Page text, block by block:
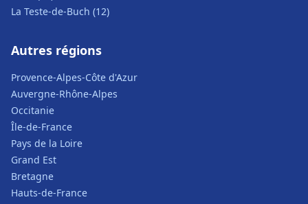
La Teste-de-Buch (12)
Autres régions
Provence-Alpes-Côte d'Azur
Auvergne-Rhône-Alpes
Occitanie
Île-de-France
Pays de la Loire
Grand Est
Bretagne
Hauts-de-France